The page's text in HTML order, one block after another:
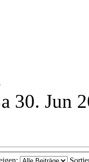
30. Jun